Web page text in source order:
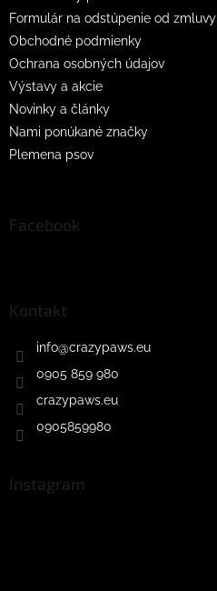
Formulár na odstúpenie od zmluvy
Obchodné podmienky
Ochrana osobných údajov
Výstavy a akcie
Novinky a články
Nami ponúkané značky
Plemena psov
Facebook
Kontakt
info@crazypaws.eu
0905 859 980
crazypaws.eu
0905859980
Instagram